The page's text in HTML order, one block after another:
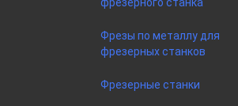
Фрезы по металлу для
фрезерных станков
Фрезерные станки